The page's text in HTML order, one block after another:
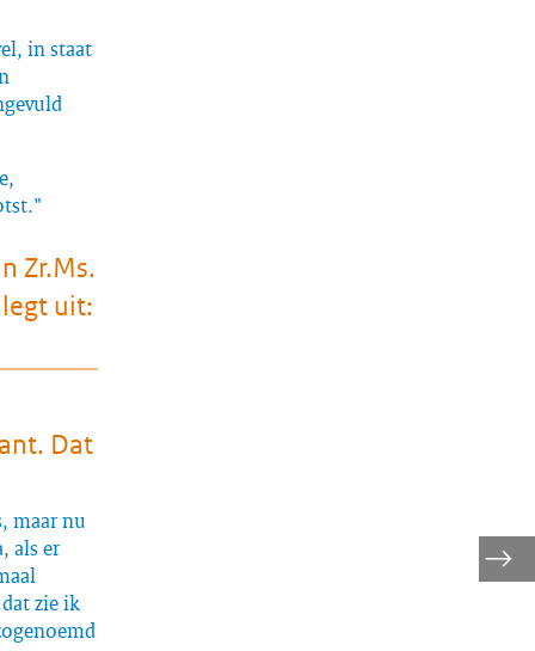
in staat
Zr.Ms.
uit:
Dat
maar nu
als er
zie ik